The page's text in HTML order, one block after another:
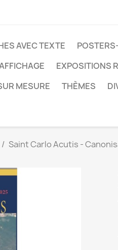
AVEC TEXTE
EXPOSITIONS
MESURE THÈMES
Saint Carlo Acutis -